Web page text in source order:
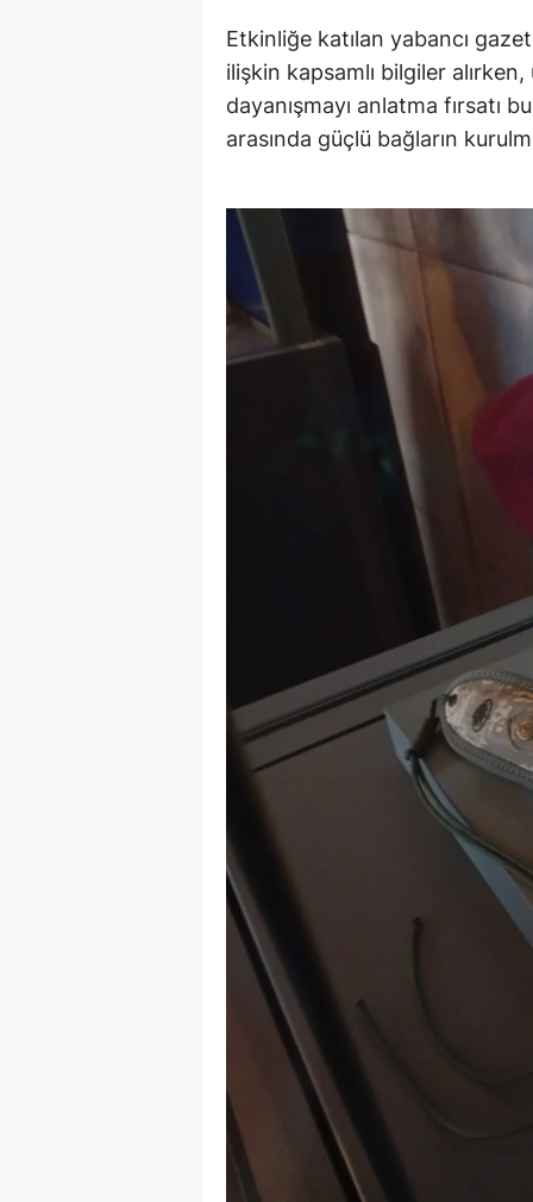
Etkinliğe katılan yabancı
ilişkin kapsamlı bilgiler
dayanışmayı anlatma fırsatı
arasında güçlü bağların